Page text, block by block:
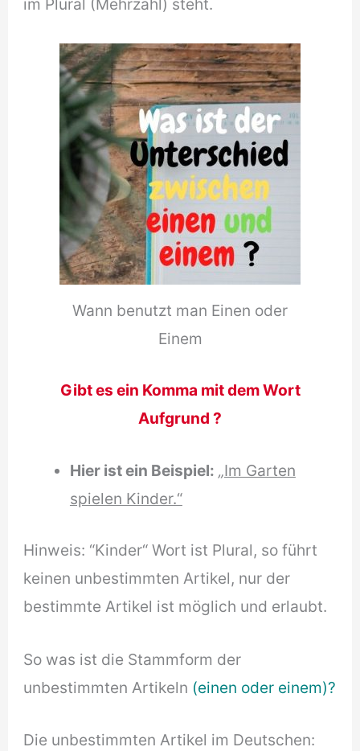
im Plural (Mehrzahl) steht.
Wann benutzt man Einen oder
Einem
Gibt es ein Komma mit dem Wort
Aufgrund ?
Hier ist ein Beispiel: „Im Garten
spielen Kinder.“
Hinweis: “Kinder“ Wort ist Plural, so führt
keinen unbestimmten Artikel, nur der
bestimmte Artikel ist möglich und erlaubt.
So was ist die Stammform der
unbestimmten Artikeln (einen oder einem)?
Die unbestimmten Artikel im Deutschen: